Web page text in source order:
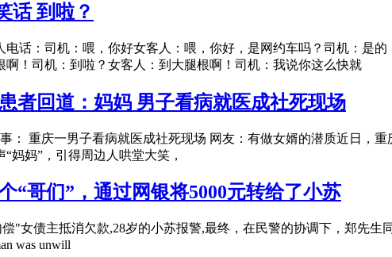
话 到啦？
电话：司机：喂，你好女客人：喂，你好，是网约车吗？司机：是
啊！司机：到啦？女客人：到大腿根啊！司机：我说你这么快就
者回道：妈妈 男子看病就医成社死现场
： 重庆一男子看病就医成社死现场 网友：有做女婿的潜质近日，
妈妈”，引得周边人哄堂大笑，
“哥们”，通过网银将5000元转给了小苏
"女债主抵消欠款,28岁的小苏报警,最终，在民警的协调下，郑先
was unwill